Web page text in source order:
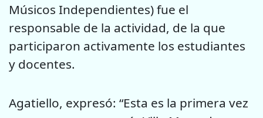
Músicos Independientes) fue el
responsable de la actividad, de la que
participaron activamente los estudiantes
y docentes.
Agatiello, expresó: “Esta es la primera vez